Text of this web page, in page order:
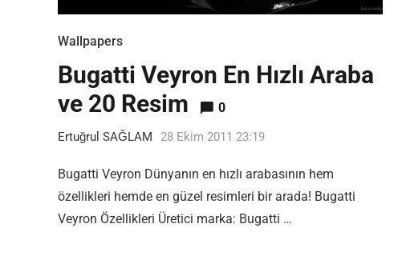
Wallpapers
Bugatti Veyron En Hızlı Araba
ve 20 Resim
0
Ertuğrul SAĞLAM 28 Ekim 2011 23:19
Bugatti Veyron Dünyanın en hızlı arabasının hem
özellikleri hemde en güzel resimleri bir arada! Bugatti
Veyron Özellikleri Üretici marka: Bugatti …